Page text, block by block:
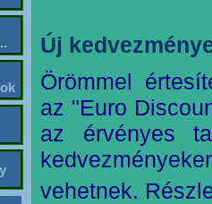
Új
Örömmel
az "Euro
az érvényes
vehetnek.